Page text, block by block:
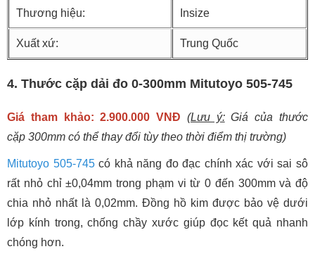
Thương hiệu: Insize
Xuất xứ: Trung Quốc
4. Thước cặp dải đo 0-300mm Mitutoyo 505-745
Giá tham khảo: 2.900.000 VNĐ (Lưu ý:Giá của thước
cặp 300mm có thể thay đổi tùy theo thời điểm thị trường)
Mitutoyo 505-745có khả năng đo đạc chính xác với sai sô
rất nhỏ chỉ ±0,04mm trong phạm vi từ 0 đến 300mm và độ
chia nhỏ nhất là 0,02mm. Đồng hồ kim được bảo vệ dưới
lớp kính trong, chống chầy xước giúp đọc kết quả nhanh
chóng hơn.